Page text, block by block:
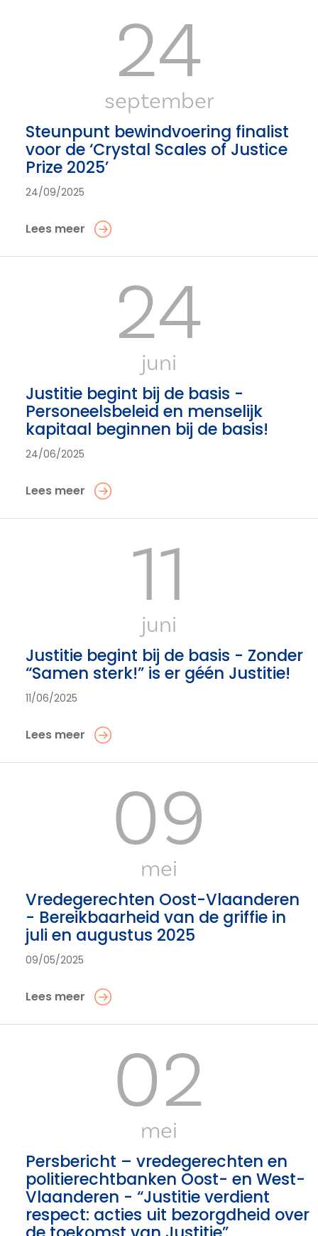
24
september
Steunpunt bewindvoering finalist
voor de ‘Crystal Scales of Justice
Prize 2025’
24/09/2025
Lees meer
24
juni
Justitie begint bij de basis -
Personeelsbeleid en menselijk
kapitaal beginnen bij de basis!
24/06/2025
Lees meer
11
juni
Justitie begint bij de basis - Zonder
“Samen sterk!” is er géén Justitie!
11/06/2025
Lees meer
09
mei
Vredegerechten Oost-Vlaanderen
- Bereikbaarheid van de griffie in
juli en augustus 2025
09/05/2025
Lees meer
02
mei
Persbericht – vredegerechten en
politierechtbanken Oost- en West-
Vlaanderen - “Justitie verdient
respect: acties uit bezorgdheid over